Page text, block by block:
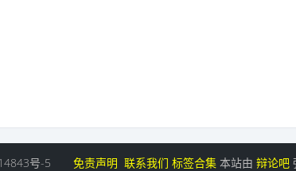
号-5 免责声明 联系我们 标签合集 本站由 辩论吧